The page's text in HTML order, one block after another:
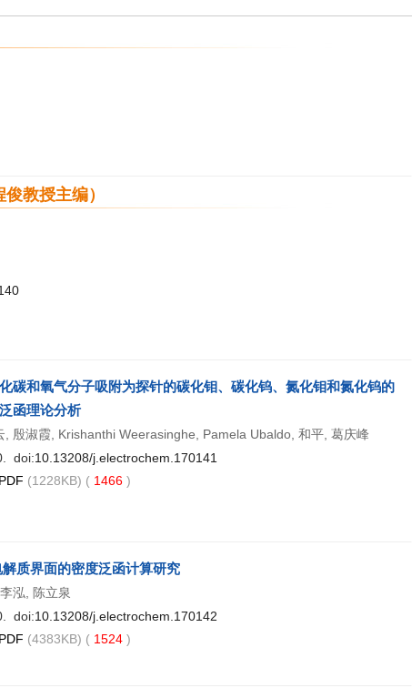
教授主编）
碳和氧气分子吸附为探针的碳化钼、碳化钨、氮化钼和氮化钨的
函理论分析
, 殷淑霞, Krishanthi Weerasinghe, Pamela Ubaldo, 和平, 葛庆峰
doi:10.13208/j.electrochem.170141
(1228KB) ( 1466 )
质界面的密度泛函计算研究
泓, 陈立泉
doi:10.13208/j.electrochem.170142
(4383KB) ( 1524 )